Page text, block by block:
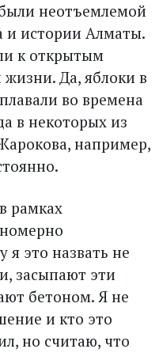
неотъемлемой
и истории Алматы.
к открытым
Да, яблоки в
во времена
в некоторых из
например,
рамках
это назвать не
засыпают эти
бетоном. Я не
и кто это
но считаю, что